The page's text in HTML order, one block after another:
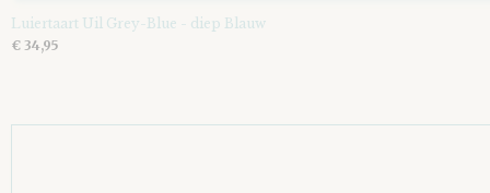
Luiertaart Uil Grey-Blue - diep Blauw
€ 34,95